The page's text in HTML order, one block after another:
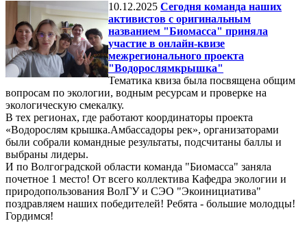
10.12.2025 Сегодня команда наших
активистов с оригинальным
названием "Биомасса" приняла
участие в онлайн-квизе
межрегионального проекта
"Водорослямкрышка"
Тематика квиза была посвящена общим
вопросам по экологии, водным ресурсам и проверке на
экологическую смекалку.
В тех регионах, где работают координаторы проекта
«Водорослям крышка.Амбассадоры рек», организаторами
были собрали командные результаты, подсчитаны баллы и
выбраны лидеры.
И по Волгоградской области команда "Биомасса" заняла
почетное 1 место! От всего коллектива Кафедра экологии и
природопользования ВолГУ и СЭО "Экоинициатива"
поздравляем наших победителей! Ребята - большие молодцы!
Гордимся!